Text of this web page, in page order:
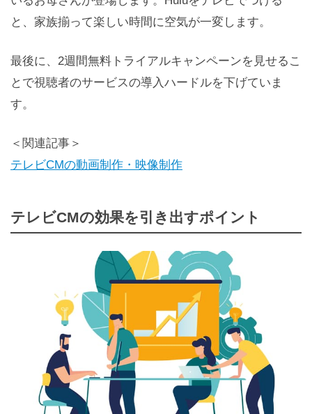
と、家族揃って楽しい時間に空気が一変します。
最後に、2週間無料トライアルキャンペーンを見せるこ
とで視聴者のサービスの導入ハードルを下げていま
す。
＜関連記事＞
テレビCMの動画制作・映像制作
テレビCMの効果を引き出すポイント